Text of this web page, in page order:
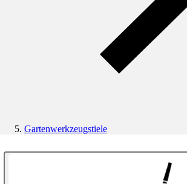
Gartenwerkzeugstiele